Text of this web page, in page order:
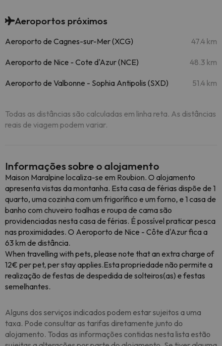
Aeroportos próximos
Aeroporto de Cagnes-sur-Mer (XCG) 47.4 km
Aeroporto de Nice - Cote d'Azur (NCE) 48.3 km
Aeroporto de Valbonne - Sophia Antipolis (SXD) 51.4 km
Todas as distâncias são calculadas em linha reta. As distâncias
reais de viagem podem variar.
Informações sobre o alojamento
Maison Maralpine localiza-se em Roubion. O alojamento
apresenta vistas da montanha. Esta casa de férias dispõe de 1
quarto, uma cozinha com um frigorífico e um forno, e 1 casa de
banho com chuveiro toalhas e roupa de cama são
providenciadas nesta casa de férias. É possível praticar pesca
nas proximidades. O Aeroporto de Nice - Côte d'Azur fica a
63 km de distância.
When travelling with pets, please note that an extra charge of
12€ per pet, per stay applies.Esta propriedade não permite a
realização de festas de despedida de solteiros(as) e festas
semelhantes.
Alguns dos serviços indicados podem estar sujeitos a uma
taxa. Pode consultar as tarifas diretamente junto do
alojamento. Todas as informações contidas nesta lista estão